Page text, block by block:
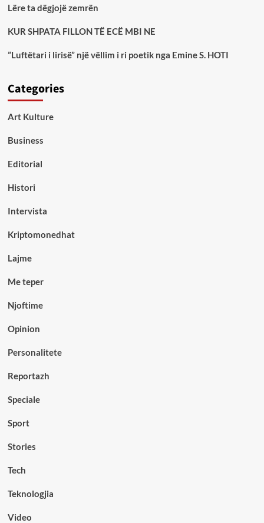
Lëre ta dëgjojë zemrën
KUR SHPATA FILLON TË ECË MBI NE
”Luftëtari i lirisë” një vëllim i ri poetik nga Emine S. HOTI
Categories
Art Kulture
Business
Editorial
Histori
Intervista
Kriptomonedhat
Lajme
Me teper
Njoftime
Opinion
Personalitete
Reportazh
Speciale
Sport
Stories
Tech
Teknologjia
Video